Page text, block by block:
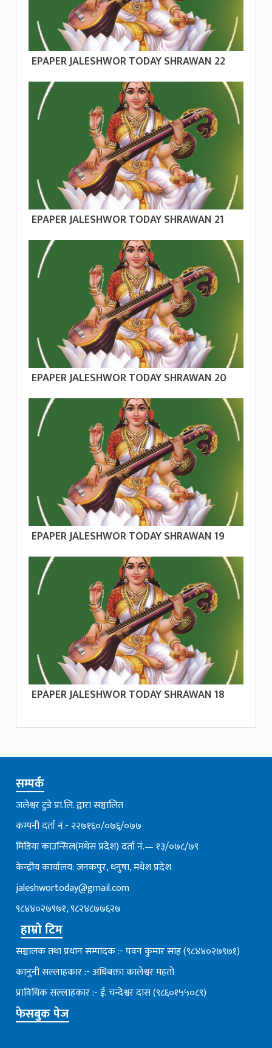
EPAPER JALESHWOR TODAY SHRAWAN 22
EPAPER JALESHWOR TODAY SHRAWAN 21
EPAPER JALESHWOR TODAY SHRAWAN 20
EPAPER JALESHWOR TODAY SHRAWAN 19
EPAPER JALESHWOR TODAY SHRAWAN 18
सम्पर्क
जलेश्वर टुडे प्रा.लि. द्वारा सञ्चालित
कम्पनी दर्ता नं.- २२७१६०/०७६्/०७७
मिडिया काउन्सिल(मधेस प्रदेश) दर्ता नं.— १३/०७८/७९
केन्द्रीय कार्यालय: जनकपुर, धनुषा, मधेश प्रदेश
jaleshwortoday@gmail.com
९८४४०२७९७१, ९८२४८७७६२७
हाम्रो टिम
सञ्चालक तथा प्रधान सम्पादक :- पवन कुमार साह (९८४४०२७९७१)
कानुनी सल्लाहकार :- अधिबक्ता कालेश्वर महतो
प्राविधिक सल्लाहकार :- ई. चन्देश्वर दास (९८६०१५५०८९)
फेसबुक पेज